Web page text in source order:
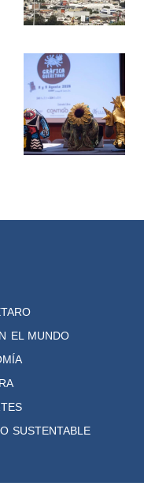
EL MUNDO
SUSTENTABLE